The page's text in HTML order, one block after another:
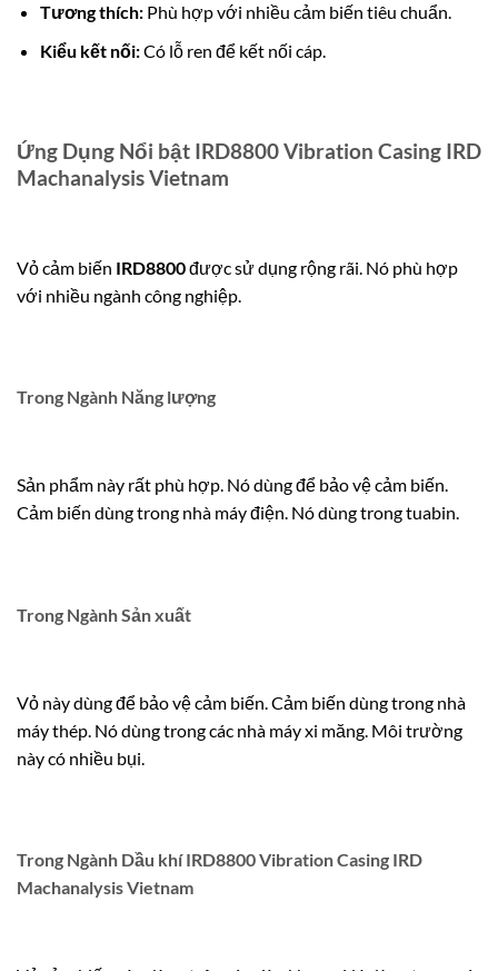
Tương thích:Phù hợp với nhiều cảm biến tiêu chuẩn.
Kiểu kết nối:Có lỗ ren để kết nối cáp.
Ứng Dụng Nổi bật IRD8800 Vibration Casing IRD
Machanalysis Vietnam
Vỏ cảm biến IRD8800được sử dụng rộng rãi. Nó phù hợp
với nhiều ngành công nghiệp.
Trong Ngành Năng lượng
Sản phẩm này rất phù hợp. Nó dùng để bảo vệ cảm biến.
Cảm biến dùng trong nhà máy điện. Nó dùng trong tuabin.
Trong Ngành Sản xuất
Vỏ này dùng để bảo vệ cảm biến. Cảm biến dùng trong nhà
máy thép. Nó dùng trong các nhà máy xi măng. Môi trường
này có nhiều bụi.
Trong Ngành Dầu khí IRD8800 Vibration Casing IRD
Machanalysis Vietnam